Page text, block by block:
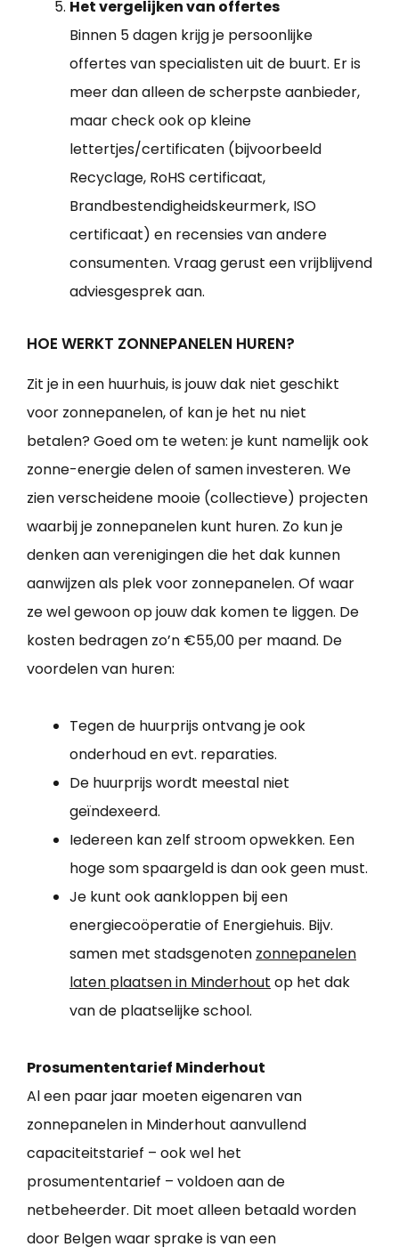
Het vergelijken van offertes
Binnen 5 dagen krijg je persoonlijke
offertes van specialisten uit de buurt. Er is
meer dan alleen de scherpste aanbieder,
maar check ook op kleine
lettertjes/certificaten (bijvoorbeeld
Recyclage, RoHS certificaat,
Brandbestendigheidskeurmerk, ISO
certificaat) en recensies van andere
consumenten. Vraag gerust een vrijblijvend
adviesgesprek aan.
HOE WERKT ZONNEPANELEN HUREN?
Zit je in een huurhuis, is jouw dak niet geschikt
voor zonnepanelen, of kan je het nu niet
betalen? Goed om te weten: je kunt namelijk ook
zonne-energie delen of samen investeren. We
zien verscheidene mooie (collectieve) projecten
waarbij je zonnepanelen kunt huren. Zo kun je
denken aan verenigingen die het dak kunnen
aanwijzen als plek voor zonnepanelen. Of waar
ze wel gewoon op jouw dak komen te liggen. De
kosten bedragen zo’n €55,00 per maand. De
voordelen van huren:
Tegen de huurprijs ontvang je ook
onderhoud en evt. reparaties.
De huurprijs wordt meestal niet
geïndexeerd.
Iedereen kan zelf stroom opwekken. Een
hoge som spaargeld is dan ook geen must.
Je kunt ook aankloppen bij een
energiecoöperatie of Energiehuis. Bijv.
samen met stadsgenoten zonnepanelen
laten plaatsen in Minderhout op het dak
van de plaatselijke school.
Prosumententarief Minderhout
Al een paar jaar moeten eigenaren van
zonnepanelen in Minderhout aanvullend
capaciteitstarief – ook wel het
prosumententarief – voldoen aan de
netbeheerder. Dit moet alleen betaald worden
door Belgen waar sprake is van een